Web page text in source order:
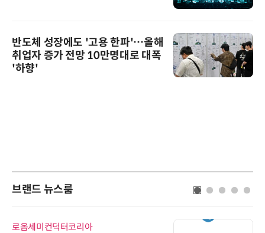
반도체 성장에도 '고용 한파'…올해
취업자 증가 전망 10만명대로 대폭
'하향'
브랜드 뉴스룸
에이블스토어